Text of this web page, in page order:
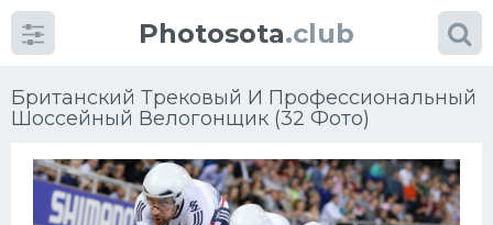
Photosota.club
Британский Трековый И Профессиональный
Шоссейный Велогонщик (32 Фото)